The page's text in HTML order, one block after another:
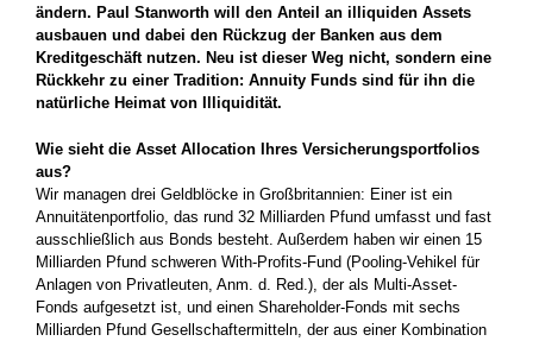
ändern. Paul Stanworth will den Anteil an illiquiden Assets
ausbauen­ und dabei den Rückzug der Banken aus dem
Kreditgeschäft nutzen. Neu ist dieser Weg nicht, sondern eine
Rückkehr zu einer Tradition: Annuity Funds sind für ihn die
natürliche Heimat von Illiquidität.
Wie sieht die Asset Allocation Ihres Versicherungs­portfolios
aus?
Wir managen drei Geldblöcke in Großbritannien: Einer ist ein
Annuitätenportfolio, das rund 32 Milliarden Pfund umfasst und fast
ausschließlich aus Bonds besteht. Außerdem haben wir einen 15
Milliarden Pfund schweren With-Profits-Fund (Pooling-Vehikel für
An­lagen von Privatleuten, Anm. d. Red.), der als Multi-­Asset-
Fonds aufgesetzt ist, und einen Shareholder-Fonds mit sechs
Milliarden Pfund Gesellschafter­mitteln, der aus einer Kombination